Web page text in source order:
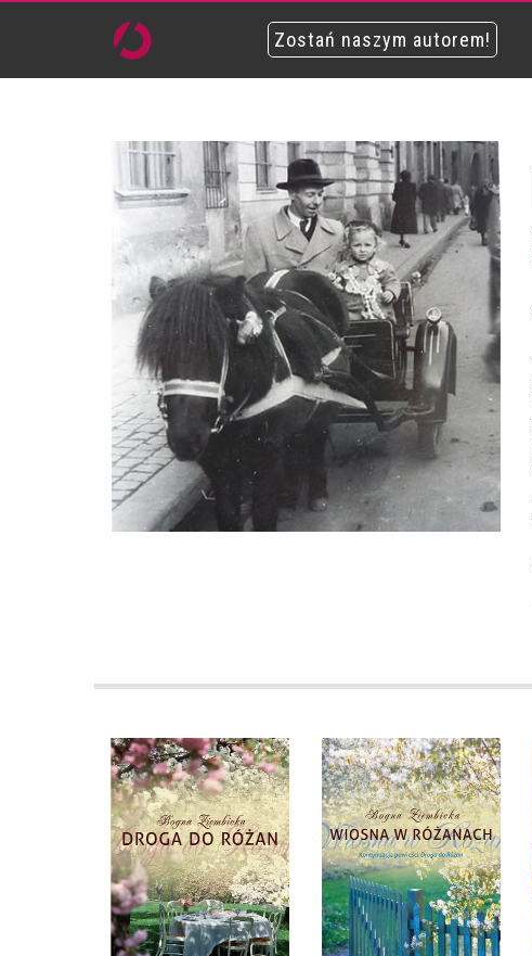
Zostań naszym autorem!